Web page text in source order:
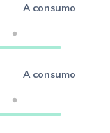
A consumo
A consumo